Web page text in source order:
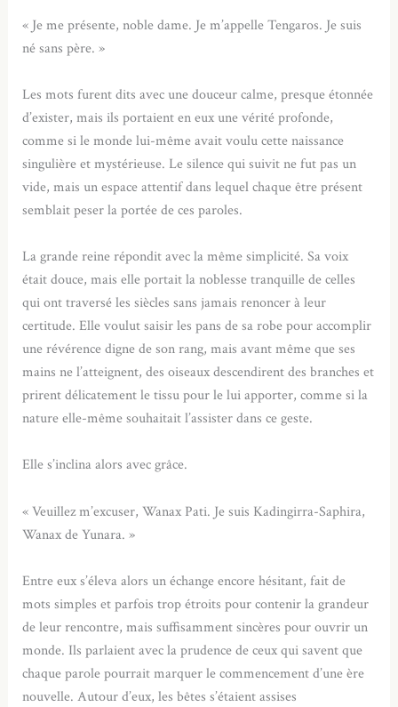
« Je me présente, noble dame. Je m’appelle Tengaros. Je suis
né sans père. »
Les mots furent dits avec une douceur calme, presque étonnée
d’exister, mais ils portaient en eux une vérité profonde,
comme si le monde lui-même avait voulu cette naissance
singulière et mystérieuse. Le silence qui suivit ne fut pas un
vide, mais un espace attentif dans lequel chaque être présent
semblait peser la portée de ces paroles.
La grande reine répondit avec la même simplicité. Sa voix
était douce, mais elle portait la noblesse tranquille de celles
qui ont traversé les siècles sans jamais renoncer à leur
certitude. Elle voulut saisir les pans de sa robe pour accomplir
une révérence digne de son rang, mais avant même que ses
mains ne l’atteignent, des oiseaux descendirent des branches et
prirent délicatement le tissu pour le lui apporter, comme si la
nature elle-même souhaitait l’assister dans ce geste.
Elle s’inclina alors avec grâce.
« Veuillez m’excuser, Wanax Pati. Je suis Kadingirra-Saphira,
Wanax de Yunara. »
Entre eux s’éleva alors un échange encore hésitant, fait de
mots simples et parfois trop étroits pour contenir la grandeur
de leur rencontre, mais suffisamment sincères pour ouvrir un
monde. Ils parlaient avec la prudence de ceux qui savent que
chaque parole pourrait marquer le commencement d’une ère
nouvelle. Autour d’eux, les bêtes s’étaient assises